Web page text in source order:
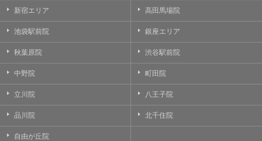
新宿エリア 高田馬場院
池袋駅前院 銀座エリア
秋葉原院 渋谷駅前院
中野院 町田院
立川院 八王子院
品川院 北千住院
自由が丘院